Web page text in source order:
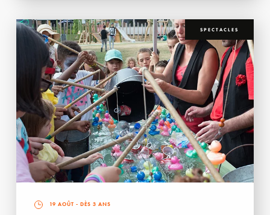
SPECTACLES
19 AOÛT - DÈS 3 ANS